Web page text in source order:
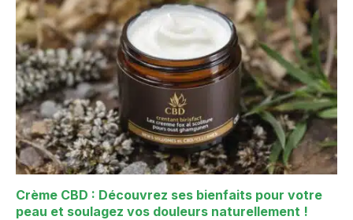
Crème CBD : Découvrez ses bienfaits pour votre
peau et soulagez vos douleurs naturellement !